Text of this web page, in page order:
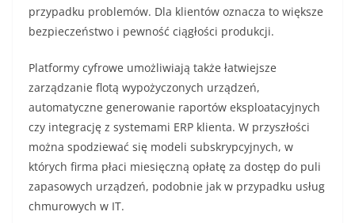
przypadku problemów. Dla klientów oznacza to większe
bezpieczeństwo i pewność ciągłości produkcji.
Platformy cyfrowe umożliwiają także łatwiejsze
zarządzanie flotą wypożyczonych urządzeń,
automatyczne generowanie raportów eksploatacyjnych
czy integrację z systemami ERP klienta. W przyszłości
można spodziewać się modeli subskrypcyjnych, w
których firma płaci miesięczną opłatę za dostęp do puli
zapasowych urządzeń, podobnie jak w przypadku usług
chmurowych w IT.